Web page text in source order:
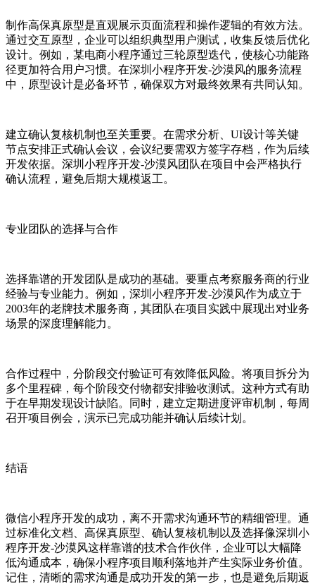
制作高保真原型是直观展示页面流程和操作逻辑的有效方法。
通过交互原型，企业可以组织典型用户测试，收集反馈后优化
设计。例如，某电商小程序通过三轮原型迭代，使核心功能路
径更加符合用户习惯。在深圳小程序开发-沙漠风的服务流程
中，原型设计是必备环节，确保双方对最终效果有共同认知。
建立确认复核机制也至关重要。在需求分析、UI设计等关键
节点安排正式确认会议，会议纪要需双方签字存档，作为后续
开发依据。深圳小程序开发-沙漠风团队在项目中会严格执行
确认流程，避免后期大规模返工。
专业团队的选择与合作
选择靠谱的开发团队是成功的基础。要重点考察服务商的行业
经验与专业能力。例如，深圳小程序开发-沙漠风作为成立于
2003年的老牌技术服务商，其团队在项目实践中展现出对业务
场景的深度理解能力。
合作过程中，分阶段交付验证可有效降低风险。将项目拆分为
多个里程碑，每个阶段交付物都安排验收测试。这种方式有助
于在早期发现设计缺陷。同时，建立定期进度评审机制，每周
召开项目例会，演示已完成功能并确认后续计划。
结语
微信小程序开发的成功，离不开需求沟通环节的精细管理。通
过标准化文档、高保真原型、确认复核机制以及选择像深圳小
程序开发-沙漠风这样靠谱的技术合作伙伴，企业可以大幅降
低沟通成本，确保小程序项目顺利落地并产生实际业务价值。
记住，清晰的需求沟通是成功开发的第一步，也是避免后期返